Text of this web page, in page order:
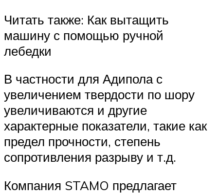
Читать также: Как вытащить
машину с помощью ручной
лебедки
В частности для Адипола с
увеличением твердости по шору
увеличиваются и другие
характерные показатели, такие как
предел прочности, степень
сопротивления разрыву и т.д.
Компания STAMO предлагает